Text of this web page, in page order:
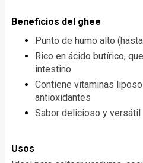
Beneficios del ghee
Punto de humo alto
Rico en ácido butírico,
intestino
Contiene vitaminas
antioxidantes
Sabor delicioso y versátil
Usos